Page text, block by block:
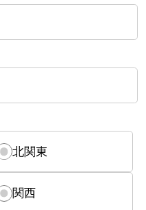
北関東
関西